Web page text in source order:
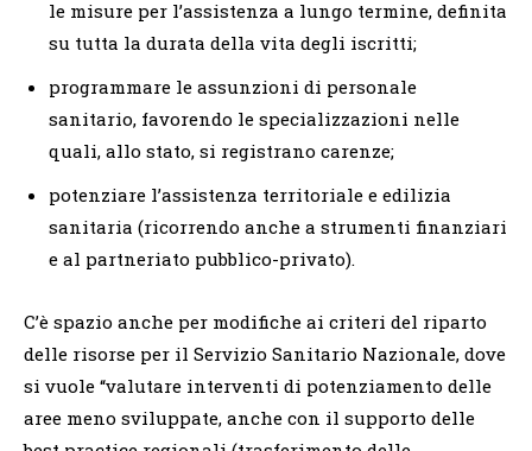
le misure per l’assistenza a lungo termine, definita
su tutta la durata della vita degli iscritti;
programmare le assunzioni di personale
sanitario, favorendo le specializzazioni nelle
quali, allo stato, si registrano carenze;
potenziare l’assistenza territoriale e edilizia
sanitaria (ricorrendo anche a strumenti finanziari
e al partneriato pubblico-privato).
C’è spazio anche per modifiche ai criteri del riparto
delle risorse per il Servizio Sanitario Nazionale, dove
si vuole “valutare interventi di potenziamento delle
aree meno sviluppate, anche con il supporto delle